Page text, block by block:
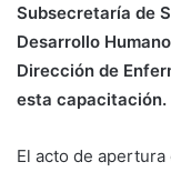
Subsecretaría de
Desarrollo
Dirección de
esta capacitación.
El acto de